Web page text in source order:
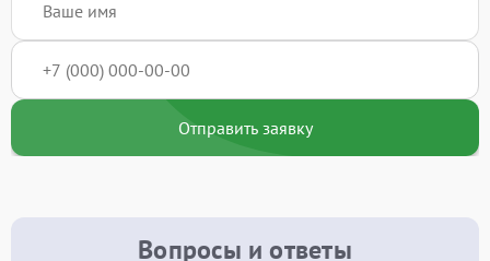
Отправить заявку
Вопросы и ответы